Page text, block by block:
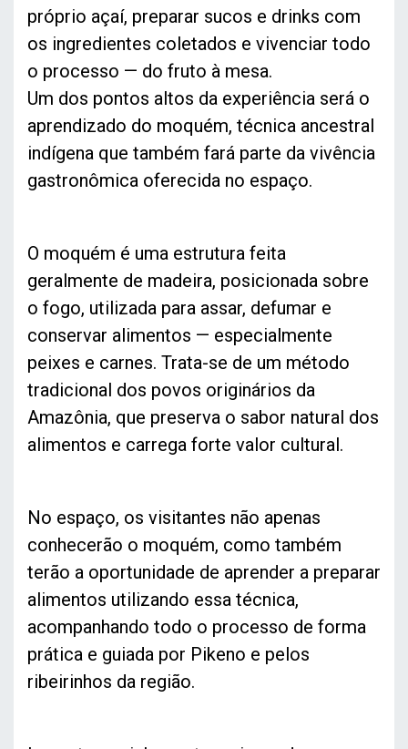
próprio açaí, preparar sucos e drinks com
os ingredientes coletados e vivenciar todo
o processo — do fruto à mesa.
Um dos pontos altos da experiência será o
aprendizado do moquém, técnica ancestral
indígena que também fará parte da vivência
gastronômica oferecida no espaço.
O moquém é uma estrutura feita
geralmente de madeira, posicionada sobre
o fogo, utilizada para assar, defumar e
conservar alimentos — especialmente
peixes e carnes. Trata-se de um método
tradicional dos povos originários da
Amazônia, que preserva o sabor natural dos
alimentos e carrega forte valor cultural.
No espaço, os visitantes não apenas
conhecerão o moquém, como também
terão a oportunidade de aprender a preparar
alimentos utilizando essa técnica,
acompanhando todo o processo de forma
prática e guiada por Pikeno e pelos
ribeirinhos da região.